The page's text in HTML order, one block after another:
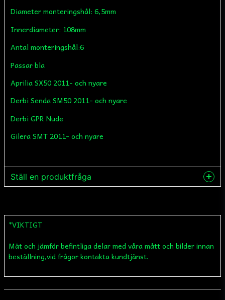
Diameter monteringshål: 6,5mm
Innerdiameter: 108mm
Antal monteringshål:6
Passar bla
Aprilia SX50 2011- och nyare
Derbi Senda SM50 2011- och nyare
Derbi GPR Nude
Gilera SMT 2011- och nyare
Ställ en produktfråga
name
Namn
email
*VIKTIGT
Mät och jämför befintliga delar med våra mått och bilder innan
beställning,vid frågor kontakta kundtjänst.